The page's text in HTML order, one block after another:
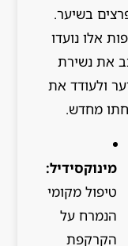
בשיער.
אלו נועדו
את נשירת
ולעודד את
מחדש.
מינוקסידיל:
טיפול מקומי
הנמרח על
הקרקפת